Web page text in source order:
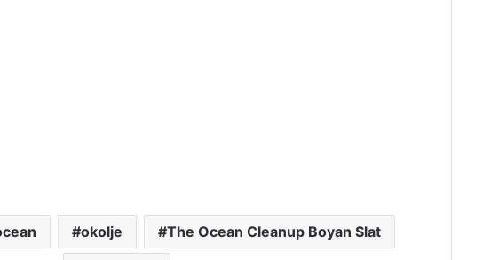
okolje The Ocean Cleanup Boyan Slat
V gore po spomine, ne po šopke